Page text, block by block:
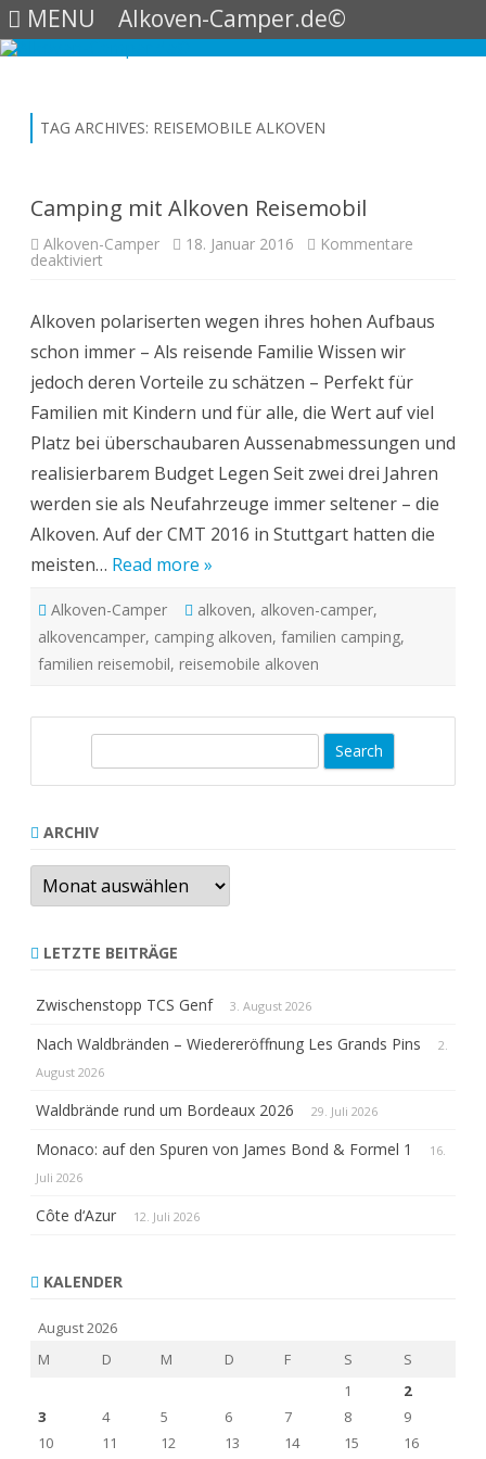
MENU Alkoven-Camper.de©
TAG ARCHIVES: REISEMOBILE ALKOVEN
Camping mit Alkoven Reisemobil
Alkoven-Camper 18. Januar 2016 Kommentare
deaktiviert
Reisemobil
Alkoven polariserten wegen ihres hohen Aufbaus
schon immer – Als reisende Familie Wissen wir
jedoch deren Vorteile zu schätzen – Perfekt für
Familien mit Kindern und für alle, die Wert auf viel
Platz bei überschaubaren Aussenabmessungen und
realisierbarem Budget Legen Seit zwei drei Jahren
werden sie als Neufahrzeuge immer seltener – die
Alkoven. Auf der CMT 2016 in Stuttgart hatten die
meisten… Read more »
Alkoven-Camper alkoven, alkoven-camper,
alkovencamper, camping alkoven, familien camping,
familien reisemobil, reisemobile alkoven
r ARCHIV
Archiv
LETZTE BEITRÄGE
Zwischenstopp TCS Genf 3. August 2026
Nach Waldbränden – Wiedereröffnung Les Grands Pins
2.
August 2026
Waldbrände rund um Bordeaux 2026 29. Juli 2026
Monaco: auf den Spuren von James Bond & Formel 1
16.
Juli 2026
Côte d‘Azur 12. Juli 2026
KALENDER
August 2026
M
D M D F S
S
1
2
3
4 5 6 7 8
9
10
11 12 13 14 15 16